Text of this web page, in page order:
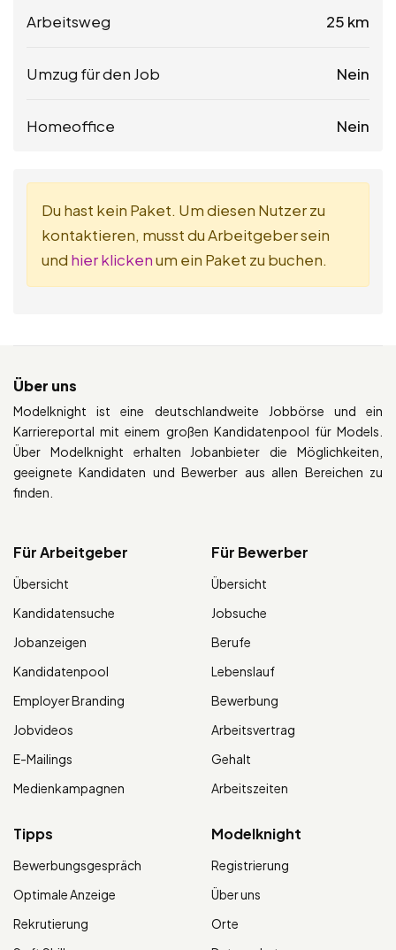
Arbeitsweg 25 km
Umzug für den Job Nein
Homeoffice Nein
Du hast kein Paket. Um diesen Nutzer zu
kontaktieren, musst du Arbeitgeber sein
und hier klickenum ein Paket zu buchen.
Über uns
Modelknight ist eine deutschlandweite Jobbörse und ein
Karriereportal mit einem großen Kandidatenpool für Models.
Über Modelknight erhalten Jobanbieter die Möglichkeiten,
geeignete Kandidaten und Bewerber aus allen Bereichen zu
finden.
Für Arbeitgeber
Übersicht
Kandidatensuche
Jobanzeigen
Kandidatenpool
Employer Branding
Jobvideos
E-Mailings
Medienkampagnen
Für Bewerber
Übersicht
Jobsuche
Berufe
Lebenslauf
Bewerbung
Arbeitsvertrag
Gehalt
Arbeitszeiten
Tipps
Bewerbungsgespräch
Optimale Anzeige
Rekrutierung
Modelknight
Registrierung
Über uns
Orte